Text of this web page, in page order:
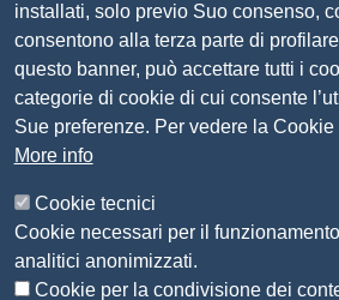
Seguici su
Sito web
Amministrazione trasparente
Mappa del sito
Privacy
Dichiarazione di accessibilità
Feedback accessibilità
Siti tematici: Maremma e Tirreno
installati, solo previo Suo consenso,
consentono alla terza parte di
questo banner, può accettare tutti i
categorie di cookie di cui consente
Sue preferenze. Per vedere la
More info
Cookie tecnici
Cookie necessari per il
analitici anonimizzati.
Cookie per la condivisione dei